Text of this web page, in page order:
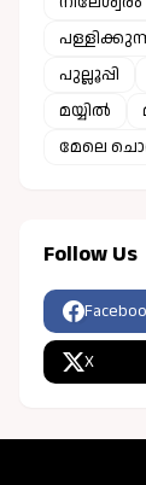
പുല്ലൂപ്പി
മയ്യിൽ
മേലെ
Follow Us
X